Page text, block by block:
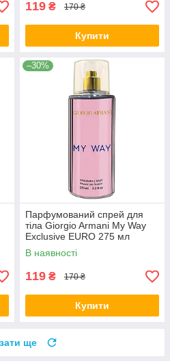
119 ₴ 170 ₴
Купити
–30%
Парфумований спрей для
тіла Giorgio Armani My Way
Exclusive EURO 275 мл
В наявності
119 ₴ 170 ₴
Купити
ще